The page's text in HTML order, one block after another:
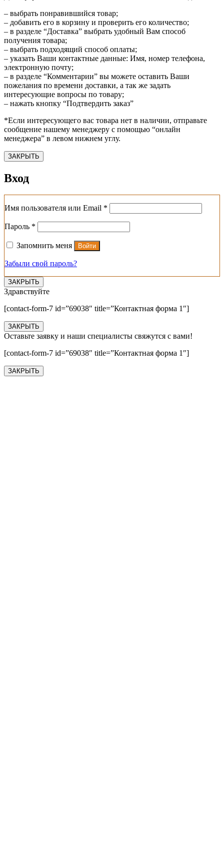
– выбрать понравившийся товар;
– добавить его в корзину и проверить его количество;
– в разделе “Доставка” выбрать удобный Вам способ
получения товара;
– выбрать подходящий способ оплаты;
– указать Ваши контактные данные: Имя, номер телефона,
электронную почту;
– в разделе “Комментарии” вы можете оставить Ваши
пожелания по времени доставки, а так же задать
интересующие вопросы по товару;
– нажать кнопку “Подтвердить заказ”
*Если интересующего вас товара нет в наличии, отправьте
сообщение нашему менеджеру с помощью “онлайн
менеджера” в левом нижнем углу.
ЗАКРЫТЬ
Вход
Имя пользователя или Email *
Пароль *
Запомнить меня Войти
Забыли свой пароль?
ЗАКРЫТЬ
Здравствуйте
[contact-form-7 id=”69038″ title=”Контактная форма 1″]
ЗАКРЫТЬ
Оставьте заявку и наши специалисты свяжутся с вами!
[contact-form-7 id=”69038″ title=”Контактная форма 1″]
ЗАКРЫТЬ